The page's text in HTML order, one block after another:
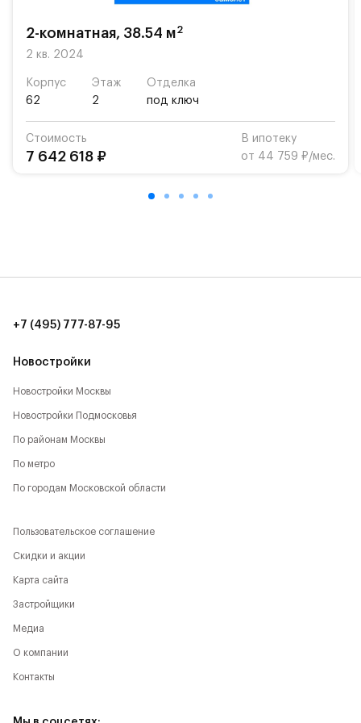
возможность посещения частной гимназии
Для автомобилистов — закрытые озеленённые
Территория квартала приватная, въезд
осуществляется по пропускам.#yan19-2r1439603#
2-комнатная, 38.54 м2
2 кв. 2024
Корпус
62
Этаж
2
Отделка
под ключ
Стоимость
7 642 618 ₽
В ипотеку
от 44 759 ₽/мес.
Новостройки
Новостройки Москвы
Новостройки Подмосковья
По районам Москвы
По метро
По городам Московской области
+7 (495) 777-87-95
Пользовательское соглашение
Скидки и акции
Карта сайта
Застройщики
Медиа
О компании
Контакты